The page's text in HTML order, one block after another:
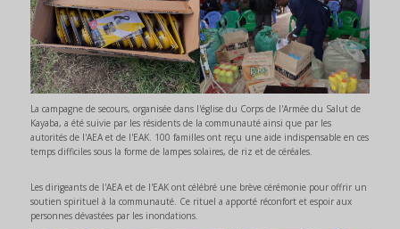
La campagne de secours, organisée dans l'église du Corps de l'Armée du Salut de
Kayaba, a été suivie par les résidents de la communauté ainsi que par les
autorités de l'AEA et de l'EAK. 100 familles ont reçu une aide indispensable en ces
temps difficiles sous la forme de lampes solaires, de riz et de céréales.
Les dirigeants de l'AEA et de l'EAK ont célébré une brève cérémonie pour offrir un
soutien spirituel à la communauté. Ce rituel a apporté réconfort et espoir aux
personnes dévastées par les inondations.